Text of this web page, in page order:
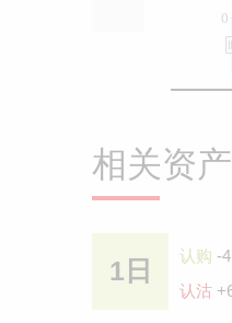
0
相关资
1日 认购 -
认沽